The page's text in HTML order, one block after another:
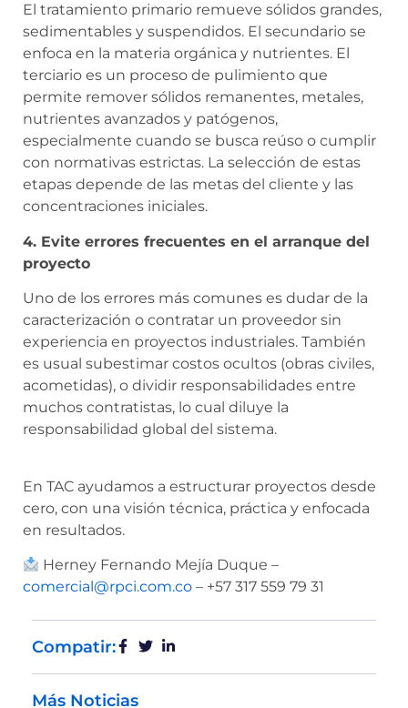
El tratamiento primario remueve sólidos grandes,
sedimentables y suspendidos. El secundario se
enfoca en la materia orgánica y nutrientes. El
terciario es un proceso de pulimiento que
permite remover sólidos remanentes, metales,
nutrientes avanzados y patógenos,
especialmente cuando se busca reúso o cumplir
con normativas estrictas. La selección de estas
etapas depende de las metas del cliente y las
concentraciones iniciales.
4. Evite errores frecuentes en el arranque del
proyecto
Uno de los errores más comunes es dudar de la
caracterización o contratar un proveedor sin
experiencia en proyectos industriales. También
es usual subestimar costos ocultos (obras civiles,
acometidas), o dividir responsabilidades entre
muchos contratistas, lo cual diluye la
responsabilidad global del sistema.
En TAC ayudamos a estructurar proyectos desde
cero, con una visión técnica, práctica y enfocada
en resultados.
Herney Fernando Mejía Duque –
comercial@rpci.com.co – +57 317 559 79 31
Compatir:
Más Noticias